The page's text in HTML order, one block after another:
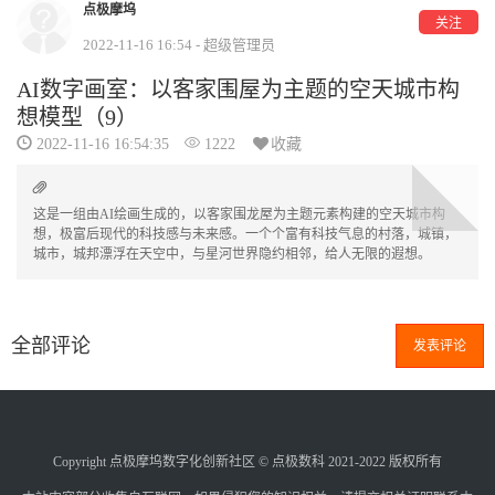
点极摩坞
2022-11-16 16:54 - 超级管理员
关注
AI数字画室：以客家围屋为主题的空天城市构
想模型（9）
2022-11-16 16:54:35 1222 收藏
这是一组由AI绘画生成的，以客家围龙屋为主题元素构建的空天城市构
想，极富后现代的科技感与未来感。一个个富有科技气息的村落，城镇，
城市，城邦漂浮在天空中，与星河世界隐约相邻，给人无限的遐想。
全部评论 发表评论
Copyright 点极摩坞数字化创新社区 © 点极数科 2021-2022 版权所有